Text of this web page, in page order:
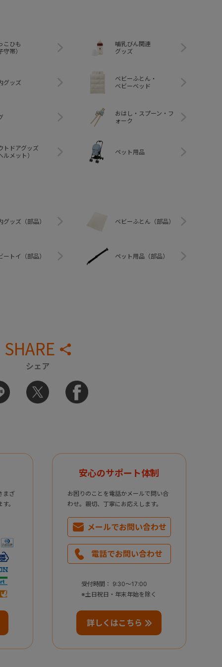
こひも
守帯）
哺乳びん関連
グッズ
グッズ
ベビーふとん・
ベビーベッド
おはし・スプーン・フ
ォーク
トドアグッズ
ルメット）
ペット用品
グッズ（部品） ベビーふとん（部品）
ートイ（部品） ペット用品（部品）
SHARE
シェア
まざ
。
安心のサポート体制
お困りのことを電話かメールで問い合
わせ。親切、丁寧にお応えします。
メールでお問い合わせ
電話でお問い合わせ
受付時間： 9:30～17:00
※土日祝日・年末年始を除く
詳しくはこちら